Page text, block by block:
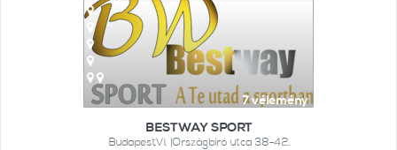
7 vélemény
BESTWAY SPORT
BudapestVI. |Országbíró utca 38-42.